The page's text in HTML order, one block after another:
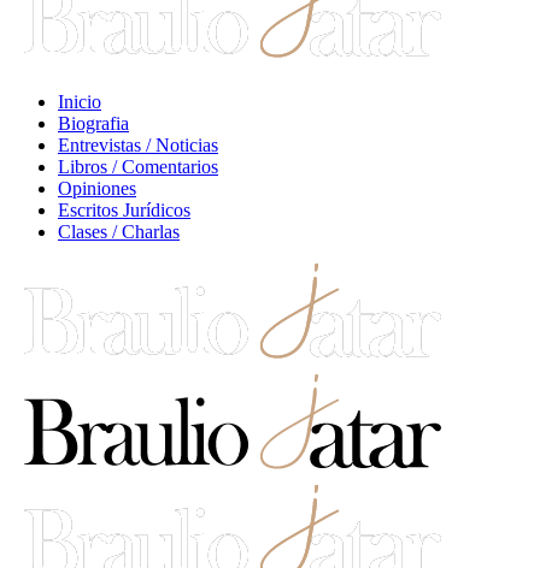
Inicio
Biografia
Entrevistas / Noticias
Libros / Comentarios
Opiniones
Escritos Jurídicos
Clases / Charlas